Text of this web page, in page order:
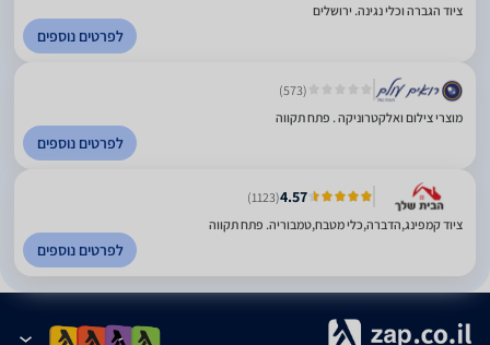
ציוד הגברה וכלי נגינה. ירושלים
לפרטים נוספים
(573)
מוצרי צילום ואלקטרוניקה . פתח תקווה
לפרטים נוספים
4.57
(1123)
ציוד קמפינג,הדברה,כלי מטבח,טמבוריה. פתח תקווה
לפרטים נוספים